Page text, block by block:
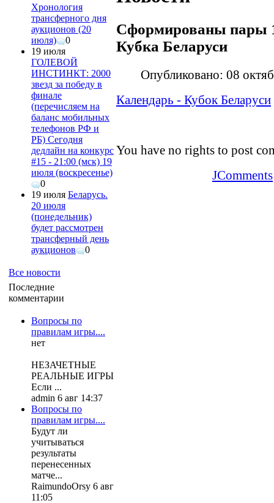
Хронология
трансферного дня
аукционов (20
июля)
0
19 июля
ГОЛЕВОЙ
ИНСТИНКТ: 2000
звезд за победу в
финале
(перечисляем на
баланс мобильных
телефонов РФ и
РБ) Сегодня
дедлайн на конкурс
#15 - 21:00 (мск) 19
июля (воскресенье)
0
19 июля Беларусь.
20 июля
(понедельник)
будет рассмотрен
трансферный день
аукционов
0
Все новости
Последние
комментарии
Вопросы по
правилам игры....
нет
НЕЗАЧЕТНЫЕ
РЕАЛЬНЫЕ ИГРЫ
Если ...
admin 6 авг 14:37
Вопросы по
правилам игры....
Будут ли
учитываться
результаты
перенесенных
матче...
RaimundoOrsy 6 авг
11:05
Сформированы пары
Кубка Беларуси
Опубликовано: 08
Календарь - Кубок Беларуси
You have no rights to post
JComments